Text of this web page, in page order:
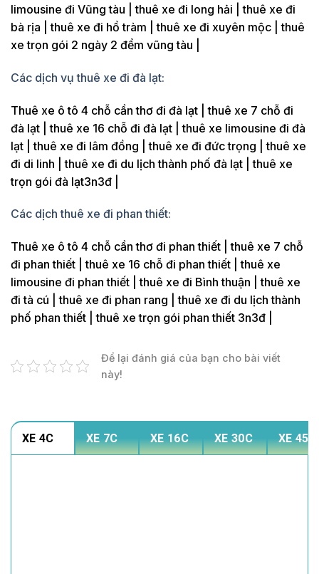
limousine đi Vũng tàu | thuê xe đi long hải | thuê xe đi
bà rịa | thuê xe đi hồ tràm | thuê xe đi xuyên mộc | thuê
xe trọn gói 2 ngày 2 đểm vũng tàu |
Các dịch vụ thuê xe đi đà lạt:
Thuê xe ô tô 4 chỗ cần thơ đi đà lạt | thuê xe 7 chỗ đi
đà lạt | thuê xe 16 chỗ đi đà lạt | thuê xe limousine đi đà
lạt | thuê xe đi lâm đồng | thuê xe đi đức trọng | thuê xe
đi di linh | thuê xe đi du lịch thành phố đà lạt | thuê xe
trọn gói đà lạt3n3đ |
Các dịch thuê xe đi phan thiết:
Thuê xe ô tô 4 chỗ cần thơ đi phan thiết | thuê xe 7 chỗ
đi phan thiết | thuê xe 16 chỗ đi phan thiết | thuê xe
limousine đi phan thiết | thuê xe đi Bình thuận | thuê xe
đi tà cú | thuê xe đi phan rang | thuê xe đi du lịch thành
phố phan thiết | thuê xe trọn gói phan thiết 3n3đ |
Để lại đánh giá của bạn cho bài viết
này!
XE 4C XE 7C XE 16C XE 30C XE 45C